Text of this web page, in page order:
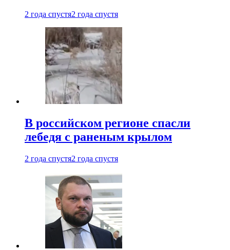
2 года спустя2 года спустя
В российском регионе спасли
лебедя с раненым крылом
2 года спустя2 года спустя